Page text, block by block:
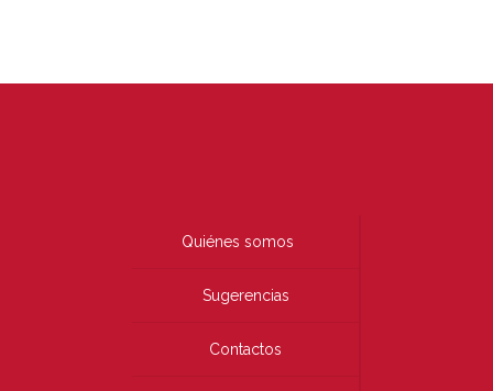
Quiénes somos
Sugerencias
Contactos